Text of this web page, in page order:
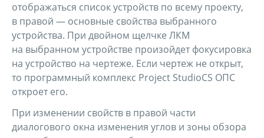
отображаться список устройств по всему проекту,
в правой — основные свойства выбранного
устройства. При двойном щелчке ЛКМ
на выбранном устройстве произойдет фокусировка
на устройство на чертеже. Если чертеж не открыт,
то программный комплекс Project StudioCS ОПС
откроет его.
При изменении свойств в правой части
диалогового окна изменения углов и зоны обзора